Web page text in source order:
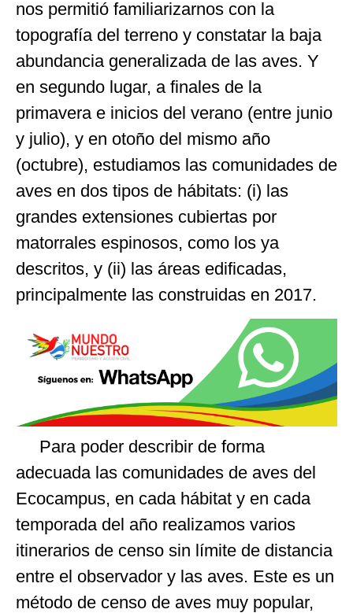
nos permitió familiarizarnos con la
topografía del terreno y constatar la baja
abundancia generalizada de las aves. Y
en segundo lugar, a finales de la
primavera e inicios del verano (entre junio
y julio), y en otoño del mismo año
(octubre), estudiamos las comunidades de
aves en dos tipos de hábitats: (i) las
grandes extensiones cubiertas por
matorrales espinosos, como los ya
descritos, y (ii) las áreas edificadas,
principalmente las construidas en 2017.
Para poder describir de forma
adecuada las comunidades de aves del
Ecocampus, en cada hábitat y en cada
temporada del año realizamos varios
itinerarios de censo sin límite de distancia
entre el observador y las aves. Este es un
método de censo de aves muy popular,